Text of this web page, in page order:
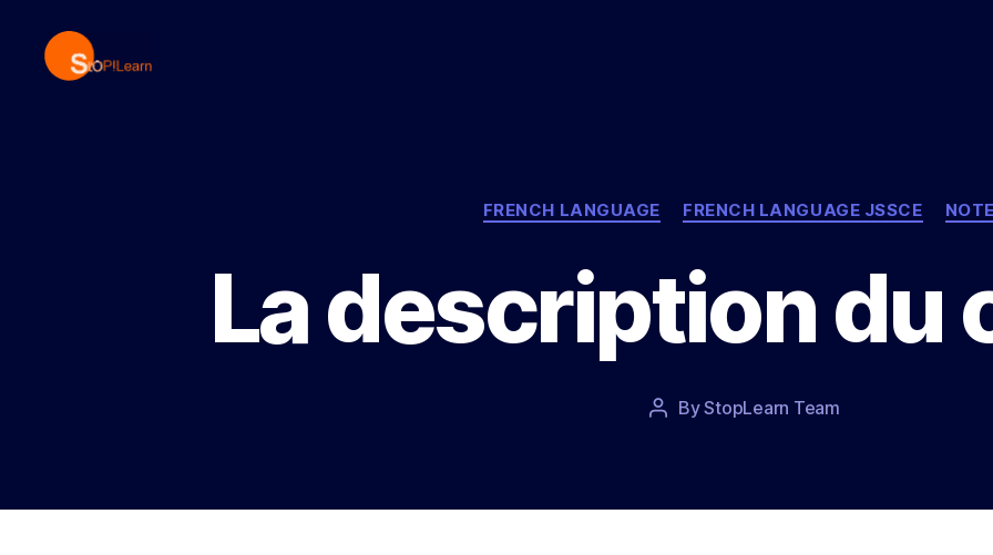
Categories
FRENCH LANGUAGE FRENCH LANGUAGE JSSCE
La description du
PostByStopLearn Team
Post